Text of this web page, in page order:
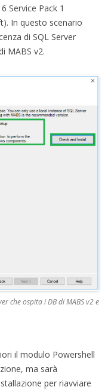
Service Pack 1
In questo scenario
di SQL Server
MABS v2.
che ospita i DB di MABS v2 e
il modulo Powershell
ma sarà
per riavviare